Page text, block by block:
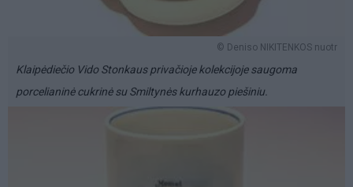
© Deniso NIKITENKOS nuotr
Klaipėdiečio Vido Stonkaus privačioje kolekcijoje saugoma
porcelianinė cukrinė su Smiltynės kurhauzo piešiniu.